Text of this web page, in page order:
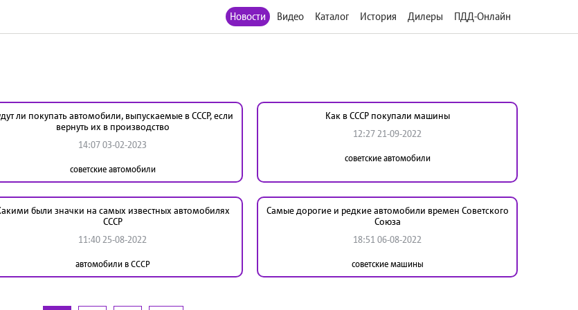
Новости Видео Каталог История Дилеры ПДД-Онлайн
ли покупать автомобили, выпускаемые в СССР, если
вернуть их в производство
14:07 03-02-2023
советские автомобили
Как в СССР покупали машины
12:27 21-09-2022
советские автомобили
были значки на самых известных автомобилях
СССР
11:40 25-08-2022
автомобили в СССР
Самые дорогие и редкие автомобили времен Советского
Союза
18:51 06-08-2022
советские машины